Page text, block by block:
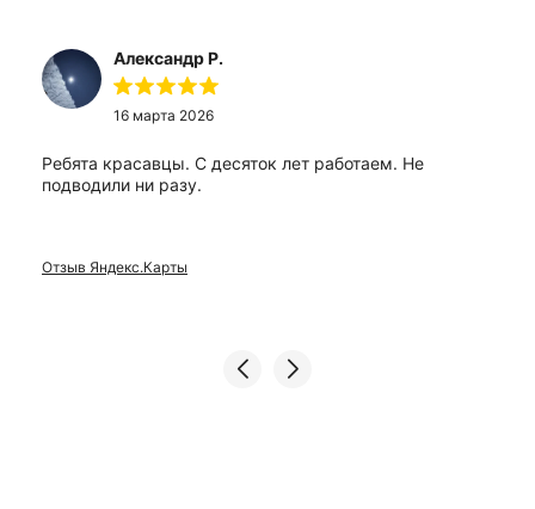
Александр Р.
16 марта 2026
Ребята красавцы. С десяток лет работаем. Не
подводили ни разу.
Отзыв Яндекс.Карты